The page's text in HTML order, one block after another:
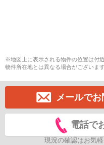
※地図上に表示される物件の位置は付
物件所在地とは異なる場合がございます
メールで
電話で
現況の確認はお気